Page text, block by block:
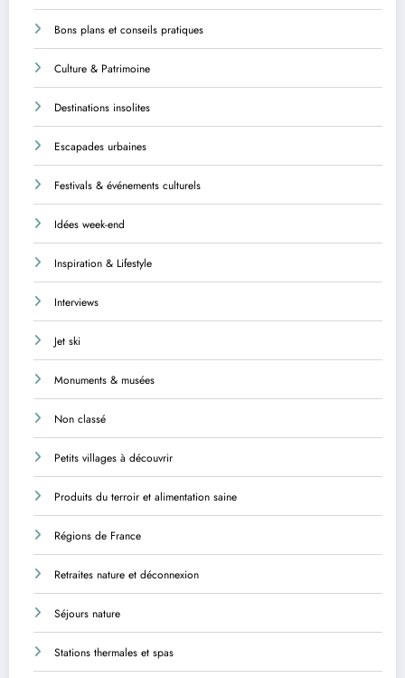
Bons plans et conseils pratiques
Culture & Patrimoine
Destinations insolites
Escapades urbaines
Festivals & événements culturels
Idées week-end
Inspiration & Lifestyle
Interviews
Jet ski
Monuments & musées
Non classé
Petits villages à découvrir
Produits du terroir et alimentation saine
Régions de France
Retraites nature et déconnexion
Séjours nature
Stations thermales et spas